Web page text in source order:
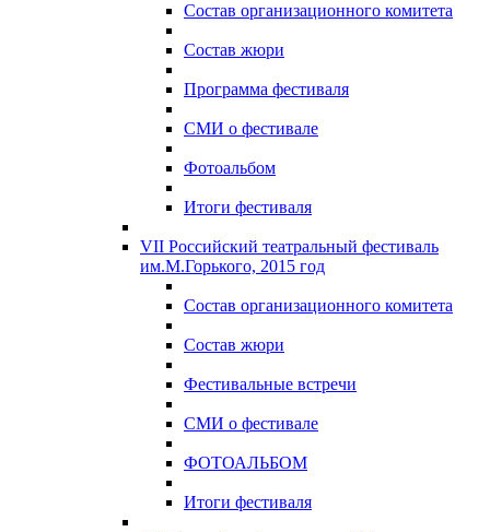
Состав организационного комитета
Состав жюри
Программа фестиваля
СМИ о фестивале
Фотоальбом
Итоги фестиваля
VII Российский театральный фестиваль
им.М.Горького, 2015 год
Состав организационного комитета
Состав жюри
Фестивальные встречи
СМИ о фестивале
ФОТОАЛЬБОМ
Итоги фестиваля